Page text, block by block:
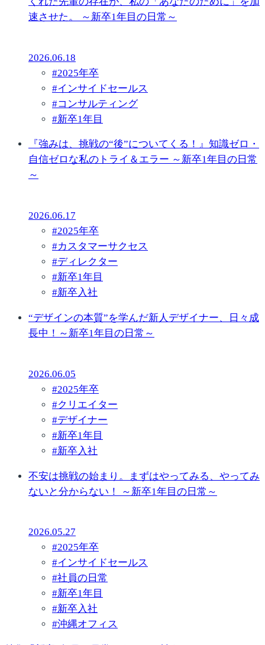
速させた。 ～新卒1年目の日常～
2026.06.18
#2025年卒
#インサイドセールス
#コンサルティング
#新卒1年目
『強みは、挑戦の“後”についてくる！』知識ゼロ・
自信ゼロな私のトライ＆エラー ～新卒1年目の日常
～
2026.06.17
#2025年卒
#カスタマーサクセス
#ディレクター
#新卒1年目
#新卒入社
“デザインの本質”を学んだ新人デザイナー、日々成
長中！～新卒1年目の日常～
2026.06.05
#2025年卒
#クリエイター
#デザイナー
#新卒1年目
#新卒入社
不安は挑戦の始まり。まずはやってみる、やってみ
ないと分からない！ ～新卒1年目の日常～
2026.05.27
#2025年卒
#インサイドセールス
#社員の日常
#新卒1年目
#新卒入社
#沖縄オフィス